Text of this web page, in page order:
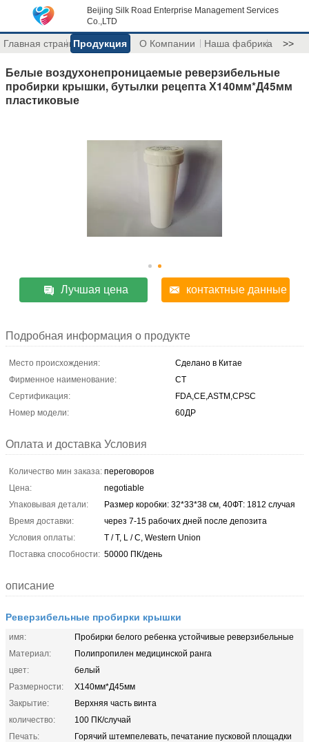
Beijing Silk Road Enterprise Management Services
Co.,LTD
Главная страницаПродукция О Компании Наша фабрика >>
Белые воздухонепроницаемые реверзибельные
пробирки крышки, бутылки рецепта Х140мм*Д45мм
пластиковые
Лучшая цена контактные данные
Подробная информация о продукте
Место происхождения:
Сделано в Китае
Фирменное наименование:
CT
Сертификация:
FDA,CE,ASTM,CPSC
Номер модели:
60ДР
Оплата и доставка Условия
Количество мин заказа: переговоров
Цена:
negotiable
Упаковывая детали:
Размер коробки: 32*33*38 см, 40ФТ: 1812 случая
Время доставки:
через 7-15 рабочих дней после депозита
Условия оплаты:
T / T, L / C, Western Union
Поставка способности: 50000 ПК/день
описание
Реверзибельные пробирки крышки
имя:
Пробирки белого ребенка устойчивые реверзибельные
Материал:
Полипропилен медицинской ранга
цвет:
белый
Размерности:
Х140мм*Д45мм
Закрытие:
Верхняя часть винта
количество:
100 ПК/случай
Печать:
Горячий штемпелевать, печатание пусковой площадки